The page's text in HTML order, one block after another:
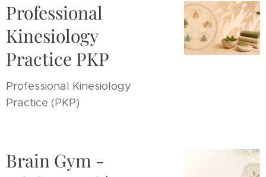
Professional
Kinesiology
Practice PKP
Professional Kinesiology
Practice (PKP)
Brain Gym -